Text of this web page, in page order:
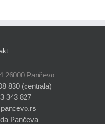
26000 Pančevo
830 (centrala)
343 827
Pančeva